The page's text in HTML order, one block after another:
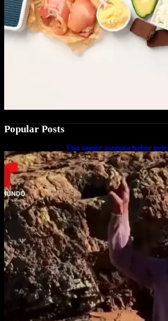
Popular Posts
Una mujer asegura haber
cuerpo a cuerpo